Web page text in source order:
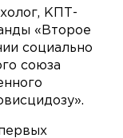
КПТ-
«Второе
социально
союза